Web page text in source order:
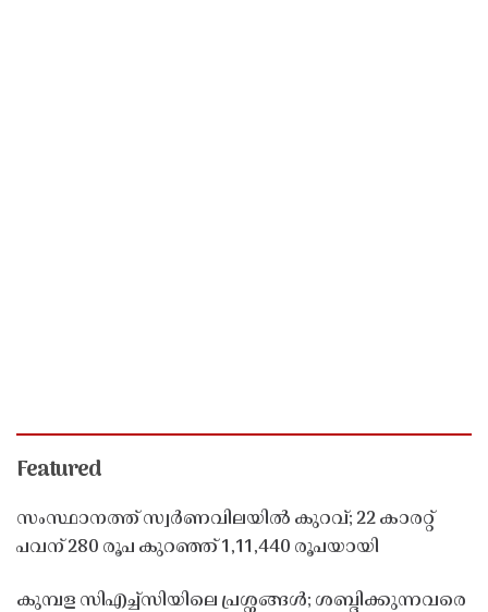
Featured
സംസ്ഥാനത്ത് സ്വർണവിലയിൽ കുറവ്; 22 കാരറ്റ്
പവന് 280 രൂപ കുറഞ്ഞ് 1,11,440 രൂപയായി
കുമ്പള സിഎച്ച്സിയിലെ പ്രശ്നങ്ങൾ; ശബ്ദിക്കുന്നവരെ